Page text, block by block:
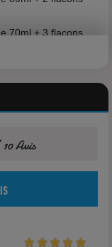
70ml + 3 flacons
sur
10 Avis